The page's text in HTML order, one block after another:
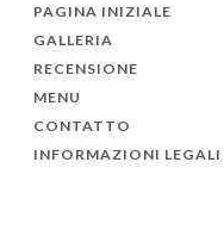
PAGINA INIZIALE
GALLERIA
RECENSIONE
MENU
CONTATTO
INFORMAZIONI LEGALI